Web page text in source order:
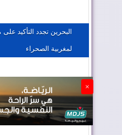
الجزائر تستسلم
البحرين تجدد التأكيد على
لمغربية الصحراء
×